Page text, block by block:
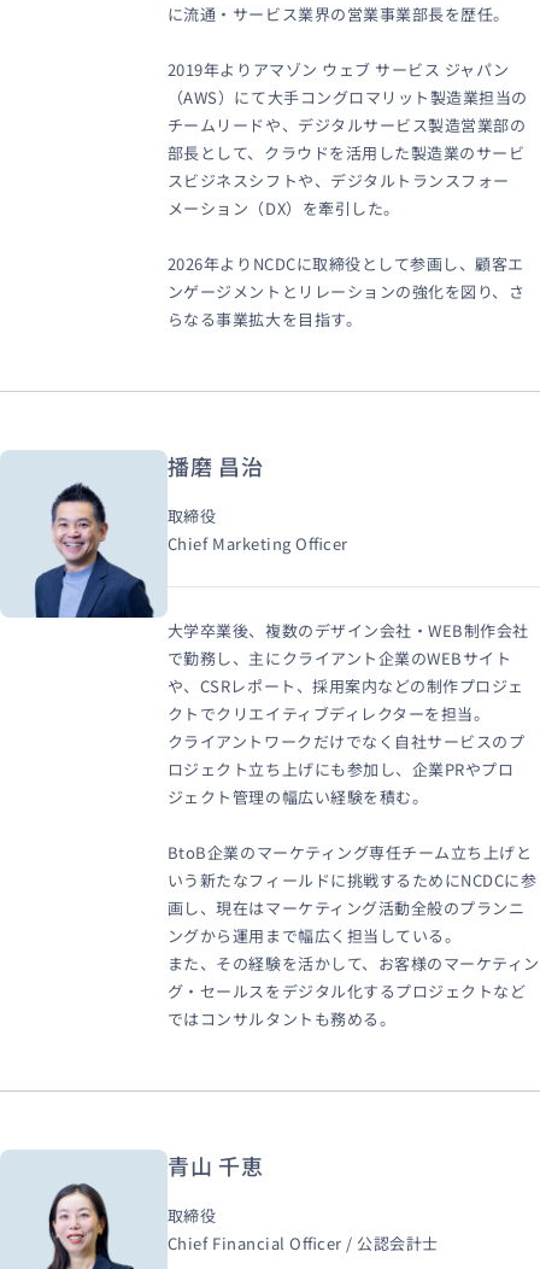
に流通・サービス業界の営業事業部長を歴任。
2019年よりアマゾン ウェブ サービス ジャパン
（AWS）にて大手コングロマリット製造業担当の
チームリードや、デジタルサービス製造営業部の
部長として、クラウドを活用した製造業のサービ
スビジネスシフトや、デジタルトランスフォー
メーション（DX）を牽引した。
2026年よりNCDCに取締役として参画し、顧客エ
ンゲージメントとリレーションの強化を図り、さ
らなる事業拡大を目指す。
播磨 昌治
取締役
Chief Marketing Officer
大学卒業後、複数のデザイン会社・WEB制作会社
で勤務し、主にクライアント企業のWEBサイト
や、CSRレポート、採用案内などの制作プロジェ
クトでクリエイティブディレクターを担当。
クライアントワークだけでなく自社サービスのプ
ロジェクト立ち上げにも参加し、企業PRやプロ
ジェクト管理の幅広い経験を積む。
BtoB企業のマーケティング専任チーム立ち上げと
いう新たなフィールドに挑戦するためにNCDCに参
画し、現在はマーケティング活動全般のプランニ
ングから運用まで幅広く担当している。
また、その経験を活かして、お客様のマーケティン
グ・セールスをデジタル化するプロジェクトなど
ではコンサルタントも務める。
青山 千恵
取締役
Chief Financial Officer / 公認会計士